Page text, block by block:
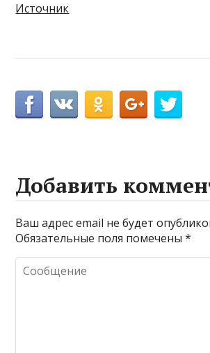
Источник
Добавить
Ваш адрес email не будет
Обязательные поля помечены*